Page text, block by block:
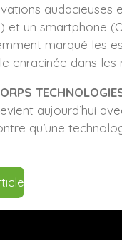
audacieuses
et un smartphone
marqué les
enracinée dans les
aujourd’hui
qu’une